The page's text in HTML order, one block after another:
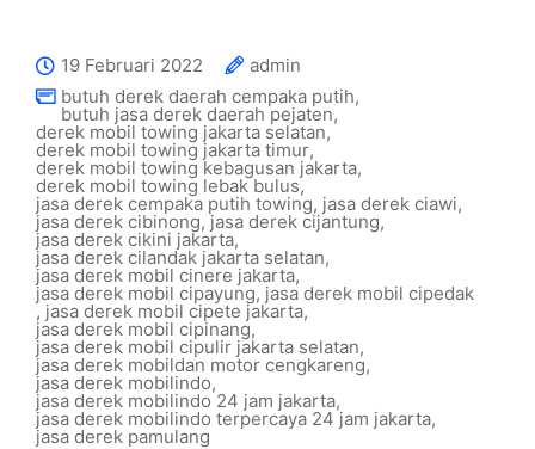
19 Februari 2022
admin
butuh derek daerah cempaka putih,
butuh jasa derek daerah pejaten,
derek mobil towing jakarta selatan,
derek mobil towing jakarta timur,
derek mobil towing kebagusan jakarta,
derek mobil towing lebak bulus,
jasa derek cempaka putih towing, jasa derek ciawi,
jasa derek cibinong,jasa derek cijantung,
jasa derek cikini jakarta,
jasa derek cilandak jakarta selatan,
jasa derek mobil cinere jakarta,
jasa derek mobil cipayung, jasa derek mobil cipedak
, jasa derek mobil cipete jakarta,
jasa derek mobil cipinang,
jasa derek mobil cipulir jakarta selatan,
jasa derek mobildan motor cengkareng,
jasa derek mobilindo,
jasa derek mobilindo 24 jam jakarta,
jasa derek mobilindo terpercaya 24 jam jakarta,
jasa derek pamulang